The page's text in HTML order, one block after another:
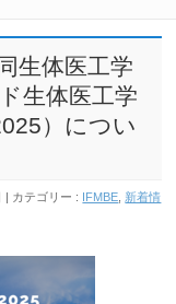
生体医工学
生体医工学
）につい
カテゴリー : IFMBE 新着情